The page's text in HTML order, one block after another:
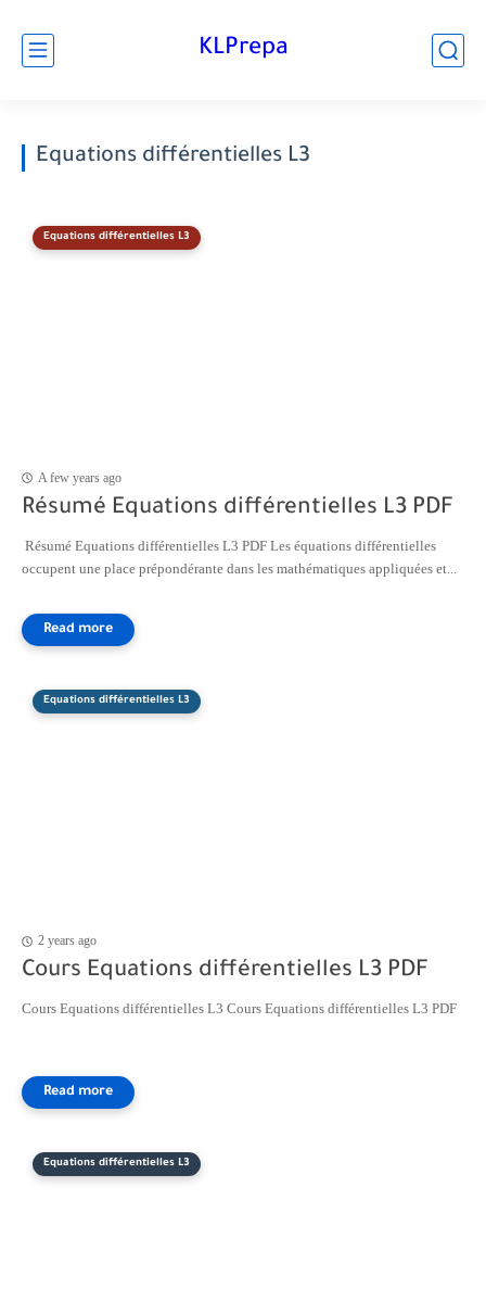
KLPrepa
Equations différentielles L3
Equations différentielles L3
A few years ago
Résumé Equations différentielles L3 PDF
Résumé Equations différentielles L3 PDF Les équations différentielles
occupent une place prépondérante dans les mathématiques appliquées et...
Equations différentielles L3
2 years ago
Cours Equations différentielles L3 PDF
Cours Equations différentielles L3 Cours Equations différentielles L3 PDF
Equations différentielles L3